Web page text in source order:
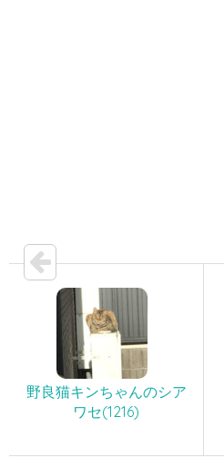
野良猫キンちゃんのシア
ワセ(1216)